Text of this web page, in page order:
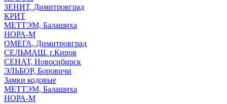
ЗЕНИТ, Димитровград
КРИТ
МЕТТЭМ, Балашиха
НОРА-М
ОМЕГА, Димитровград
СЕЛЬМАШ. г.Киров
СЕНАТ, Новосибирск
ЭЛЬБОР, Боровичи
Замки кодовые
МЕТТЭМ, Балашиха
НОРА-М